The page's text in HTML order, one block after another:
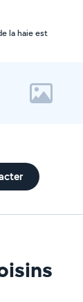
ou réduction
la haie est